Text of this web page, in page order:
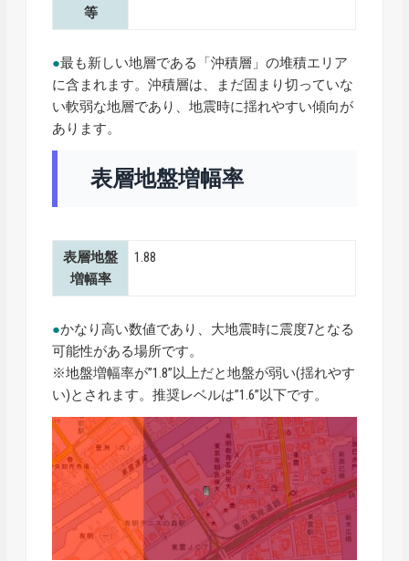
等
●最も新しい地層である「沖積層」の堆積エリア
に含まれます。沖積層は、まだ固まり切っていな
い軟弱な地層であり、地震時に揺れやすい傾向が
あります。
表層地盤増幅率
表層地盤
増幅率
1.88
●かなり高い数値であり、大地震時に震度7となる
可能性がある場所です。
※地盤増幅率が”1.8”以上だと地盤が弱い(揺れやす
い)とされます。推奨レベルは”1.6”以下です。